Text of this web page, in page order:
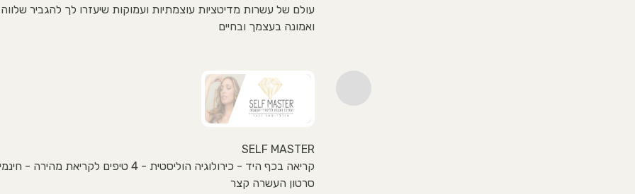
עולם של עשרות מדיטציות עוצמתיות ועמוקות שיעזרו לך להגביר
ואמונה בעצמך ובחיים
SELF MASTER
קריאה בכף היד - כירולוגיה הוליסטית - 4 טיפים לקריאת מהירה - חינמי
סרטון העשרה קצר